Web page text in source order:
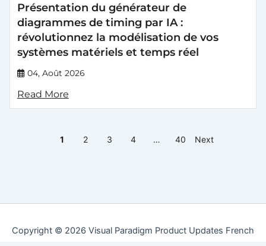
Présentation du générateur de
diagrammes de timing par IA :
révolutionnez la modélisation de vos
systèmes matériels et temps réel
04, Août 2026
Read More
1 2 3 4 … 40 Next
Copyright © 2026 Visual Paradigm Product Updates French